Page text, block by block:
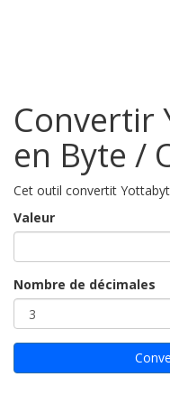
Convertir
en Byte /
Cet outil convertit
Valeur
Nombre de décimales